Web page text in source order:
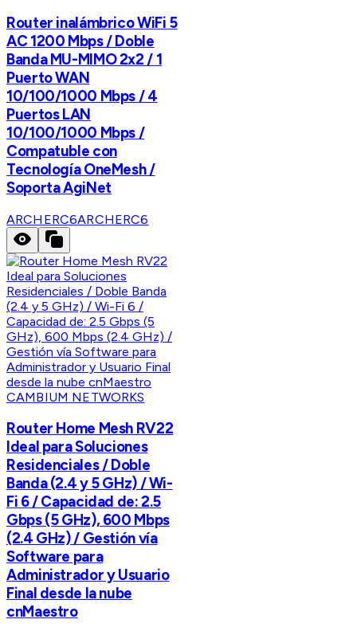
Router inalámbrico WiFi 5
AC 1200 Mbps / Doble
Banda MU-MIMO 2x2 / 1
Puerto WAN
10/100/1000 Mbps / 4
Puertos LAN
10/100/1000 Mbps /
Compatuble con
Tecnología OneMesh /
Soporta AgiNet
ARCHERC6ARCHERC6
CAMBIUM NETWORKS
Router Home Mesh RV22
Ideal para Soluciones
Residenciales / Doble
Banda (2.4 y 5 GHz) / Wi-
Fi 6 / Capacidad de: 2.5
Gbps (5 GHz), 600 Mbps
(2.4 GHz) / Gestión vía
Software para
Administrador y Usuario
Final desde la nube
cnMaestro